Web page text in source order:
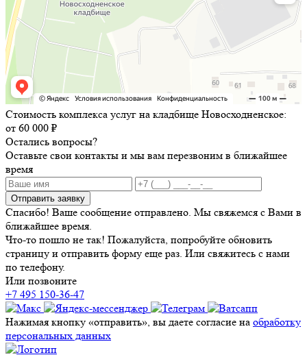
Стоимость комплекса услуг на кладбище Новосходненское:
от 60 000 ₽
Остались вопросы?
Оставьте свои контакты и мы вам перезвоним в ближайшее
время
Отправить заявку
Спасибо! Ваше сообщение отправлено. Мы свяжемся с Вами в
ближайшее время.
Что-то пошло не так! Пожалуйста, попробуйте обновить
страницу и отправить форму еще раз. Или свяжитесь с нами
по телефону.
Или позвоните
+7 495 150-36-47
Нажимая кнопку «отправить», вы даете согласие на обработку
персональных данных